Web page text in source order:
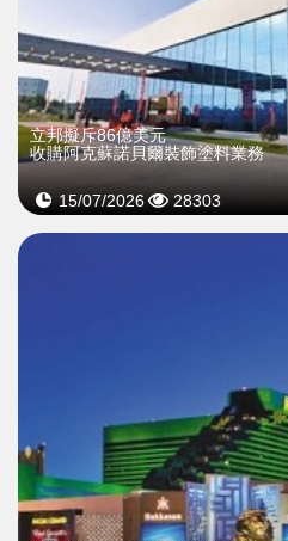
立邦擬斥86億美元
收購阿克蘇諾貝爾裝飾塗料業務
15/07/2026 28303